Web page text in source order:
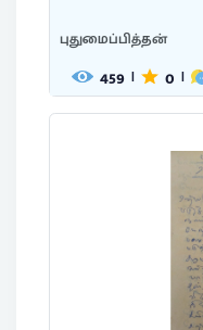
புதுமைப்பித்தன்
459 | 0 |